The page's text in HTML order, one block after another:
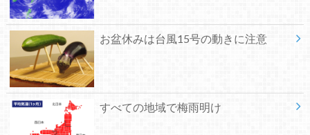
お盆休みは台風15号の動きに注意
すべての地域で梅雨明け